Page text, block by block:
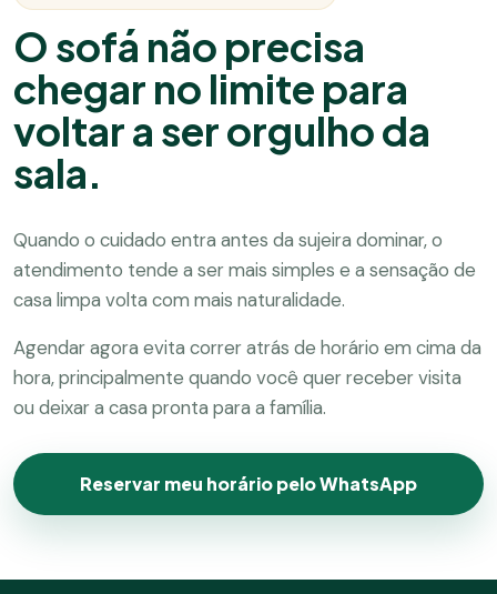
O sofá não precisa
chegar no limite para
voltar a ser orgulho da
sala.
Quando o cuidado entra antes da sujeira dominar, o
atendimento tende a ser mais simples e a sensação de
casa limpa volta com mais naturalidade.
Agendar agora evita correr atrás de horário em cima da
hora, principalmente quando você quer receber visita
ou deixar a casa pronta para a família.
Reservar meu horário pelo WhatsApp